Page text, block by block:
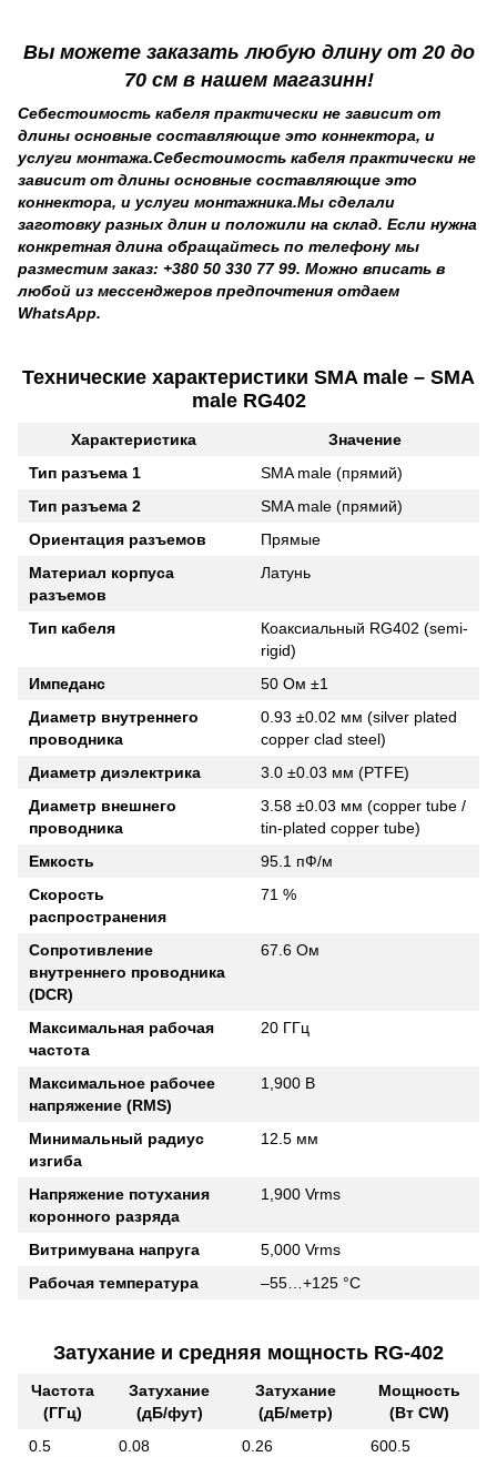
Вы можете заказать любую длину от 20 до
70 см в нашем магазинн!
Себестоимость кабеля практически не зависит от
длины основные составляющие это коннектора, и
услуги монтажа.Себестоимость кабеля практически не
зависит от длины основные составляющие это
коннектора, и услуги монтажника.Мы сделали
заготовку разных длин и положили на склад. Если нужна
конкретная длина обращайтесь по телефону мы
разместим заказ: +380 50 330 77 99. Можно вписать в
любой из мессенджеров предпочтения отдаем
WhatsApp.
Технические характеристики SMA male – SMA
male RG402
Характеристика
Значение
Тип разъема 1
SMA male (прямий)
Тип разъема 2
SMA male (прямий)
Ориентация разъемов
Прямые
Материал корпуса
разъемов
Латунь
Тип кабеля
Коаксиальный RG402 (semi-
rigid)
Импеданс
50 Ом ±1
Диаметр внутреннего
проводника
0.93 ±0.02 мм (silver plated
copper clad steel)
Диаметр диэлектрика
3.0 ±0.03 мм (PTFE)
Диаметр внешнего
проводника
3.58 ±0.03 мм (copper tube /
tin-plated copper tube)
Емкость
95.1 пФ/м
Скорость
распространения
71 %
Сопротивление
внутреннего проводника
(DCR)
67.6 Ом
Максимальная рабочая
частота
20 ГГц
Максимальное рабочее
напряжение (RMS)
1,900 В
Минимальный радиус
изгиба
12.5 мм
Напряжение потухания
коронного разряда
1,900 Vrms
Витримувана напруга
5,000 Vrms
Рабочая температура
–55…+125 °C
Затухание и средняя мощность RG-402
Частота
(ГГц)
Затухание
(дБ/фут)
Затухание
(дБ/метр)
Мощность
(Вт CW)
0.5
0.08 0.26
600.5